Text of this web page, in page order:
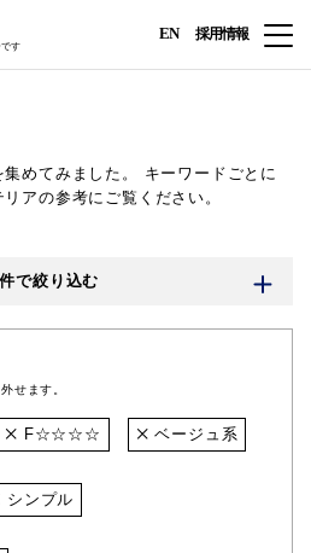
す
EN 採用情報
めてみました。
キーワードごとに
アの参考にご覧ください。
で絞り込む
せます。
F☆☆☆☆ ベージュ系
シンプル